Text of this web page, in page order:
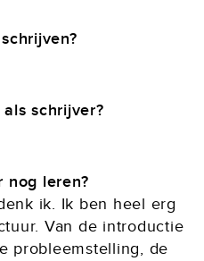
schrijver?
nog leren?
ik. Ik ben heel erg
Van de introductie
probleemstelling, de